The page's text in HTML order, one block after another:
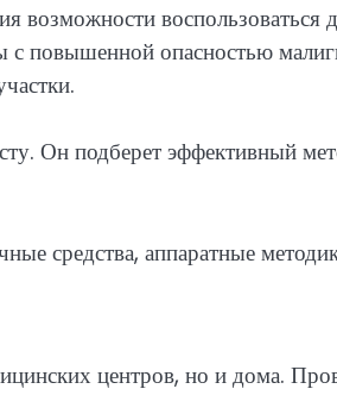
возможности воспользоваться
с повышенной опасностью
Он подберет эффективный
центров, но и дома.